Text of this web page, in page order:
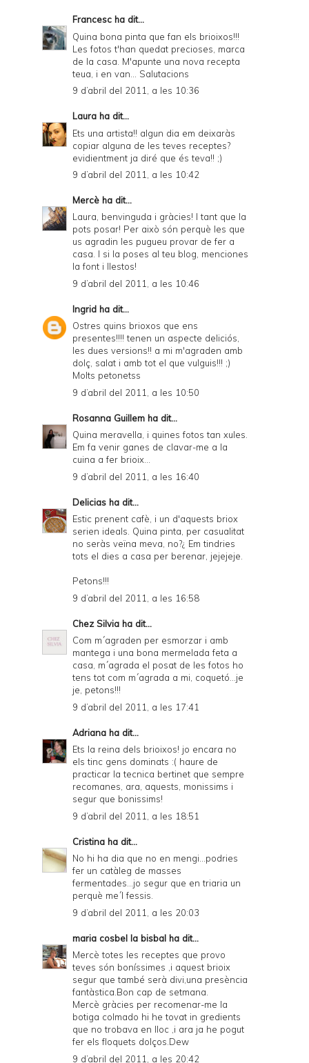
Francesc ha dit...
Quina bona pinta que fan els brioixos!!!
Les fotos t'han quedat precioses, marca
de la casa. M'apunte una nova recepta
teua, i en van... Salutacions
9 d’abril del 2011, a les 10:36
Laura ha dit...
Ets una artista!! algun dia em deixaràs
copiar alguna de les teves receptes?
evidientment ja diré que és teva!! ;)
9 d’abril del 2011, a les 10:42
Mercè ha dit...
Laura, benvinguda i gràcies! I tant que la
pots posar! Per això són perquè les que
us agradin les pugueu provar de fer a
casa. I si la poses al teu blog, menciones
la font i llestos!
9 d’abril del 2011, a les 10:46
Ingrid ha dit...
Ostres quins brioxos que ens
presentes!!!! tenen un aspecte deliciós,
les dues versions!! a mi m'agraden amb
dolç, salat i amb tot el que vulguis!!! ;)
Molts petonetss
9 d’abril del 2011, a les 10:50
Rosanna Guillem ha dit...
Quina meravella, i quines fotos tan xules.
Em fa venir ganes de clavar-me a la
cuina a fer brioix...
9 d’abril del 2011, a les 16:40
Delicias ha dit...
Estic prenent cafè, i un d'aquests briox
serien ideals. Quina pinta, per casualitat
no seràs veïna meva, no?¿ Em tindries
tots el dies a casa per berenar, jejejeje.
Petons!!!
9 d’abril del 2011, a les 16:58
Chez Silvia ha dit...
Com m´agraden per esmorzar i amb
mantega i una bona mermelada feta a
casa, m´agrada el posat de les fotos ho
tens tot com m´agrada a mi, coquetó...je
je, petons!!!
9 d’abril del 2011, a les 17:41
Adriana ha dit...
Ets la reina dels brioixos! jo encara no
els tinc gens dominats :( haure de
practicar la tecnica bertinet que sempre
recomanes, ara, aquests, monissims i
segur que bonissims!
9 d’abril del 2011, a les 18:51
Cristina ha dit...
No hi ha dia que no en mengi...podries
fer un catàleg de masses
fermentades...jo segur que en triaria un
perquè me´l fessis.
9 d’abril del 2011, a les 20:03
maria cosbel la bisbal ha dit...
Mercè totes les receptes que provo
teves són boníssimes ,i aquest brioix
segur que també serà divi,una presència
fantàstica.Bon cap de setmana.
Mercè gràcies per recomenar-me la
botiga colmado hi he tovat in gredients
que no trobava en lloc ,i ara ja he pogut
fer els floquets dolços.Dew
9 d’abril del 2011, a les 20:42